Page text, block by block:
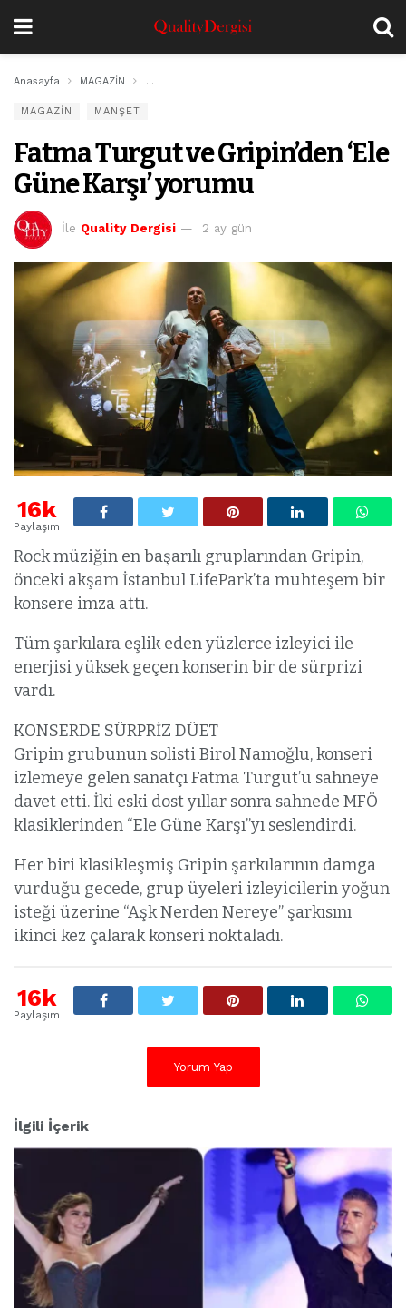
Anasayfa MAGAZİN Fatma Turgut ve Gripin’den ‘Ele Güne Karşı’
MAGAZİN MANŞET
Fatma Turgut ve Gripin’den ‘Ele
Güne Karşı’ yorumu
İle Quality Dergisi 2 ay gün
16k
Paylaşım
Rock müziğin en başarılı gruplarından Gripin,
önceki akşam İstanbul LifePark’ta muhteşem bir
konsere imza attı.
Tüm şarkılara eşlik eden yüzlerce izleyici ile
enerjisi yüksek geçen konserin bir de sürprizi
vardı.
KONSERDE SÜRPRİZ DÜET
Gripin grubunun solisti Birol Namoğlu, konseri
izlemeye gelen sanatçı Fatma Turgut’u sahneye
davet etti. İki eski dost yıllar sonra sahnede MFÖ
klasiklerinden “Ele Güne Karşı”yı seslendirdi.
Her biri klasikleşmiş Gripin şarkılarının damga
vurduğu gecede, grup üyeleri izleyicilerin yoğun
isteği üzerine “Aşk Nerden Nereye” şarkısını
ikinci kez çalarak konseri noktaladı.
16k
Paylaşım
Yorum Yap
İlgili İçerik